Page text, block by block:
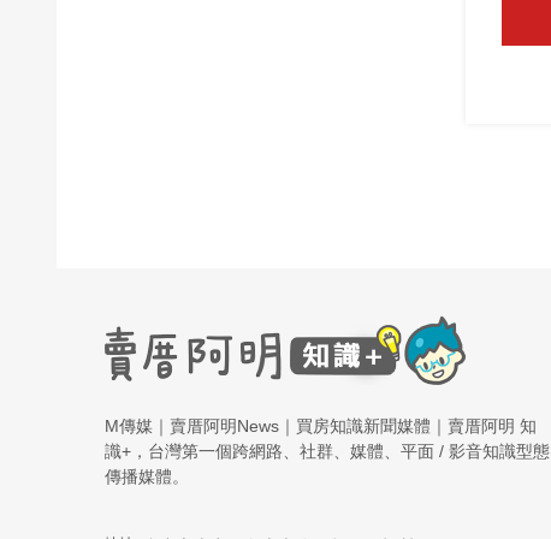
M傳媒｜賣厝阿明News｜買房知識新聞媒體｜賣厝阿明 知
識+，台灣第一個跨網路、社群、媒體、平面 / 影音知識型態
傳播媒體。